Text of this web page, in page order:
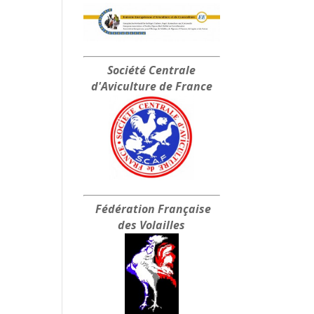
Société Centrale
d'Aviculture de France
Fédération Française
des Volailles